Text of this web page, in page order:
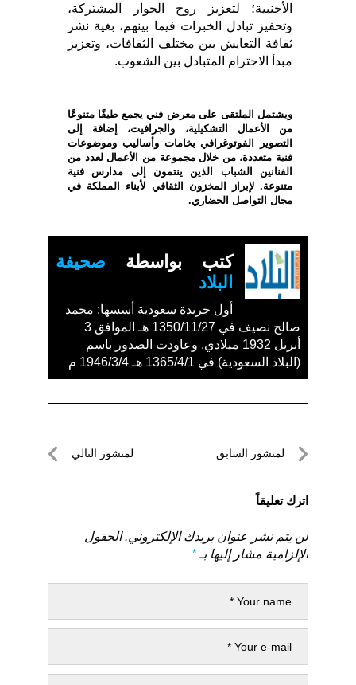
الأجنبية؛ لتعزيز روح الحوار المشتركة،
وتحفيز تبادل الخبرات فيما بينهم، بغية نشر
ثقافة التعايش بين مختلف الثقافات، وتعزيز
مبدأ الاحترام المتبادل بين الشعوب.
ويشتمل الملتقى على معرض فني يجمع طيفًا متنوعًا
من الأعمال التشكيلية، والجرافيت، إضافة إلى
التصوير الفوتوغرافي بخامات وأساليب وموضوعات
فنية متعددة، من خلال مجموعة من الأعمال لعدد من
الفنانين الشباب الذين ينتمون إلى مدارس فنية
متنوعة. لإبراز المخزون الثقافي لأبناء المملكة في
مجال التواصل الحضاري.
كتب بواسطة صحيفة
البلاد
أول جريدة سعودية أسسها: محمد
صالح نصيف في 1350/11/27 هـ الموافق 3
أبريل 1932 ميلادي. وعاودت الصدور باسم
(البلاد السعودية) في 1365/4/1 هـ 1946/3/4 م
تصفّحلمنشور السابق
السابق
لمنشور التالي
اترك تعليقاً
لن يتم نشر عنوان بريدك الإلكتروني. الحقول
الإلزامية مشار إليها بـ*